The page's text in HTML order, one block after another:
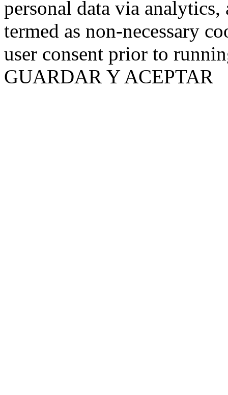
personal data via analytics,
termed as non-necessary
user consent prior to
GUARDAR Y ACEPTAR